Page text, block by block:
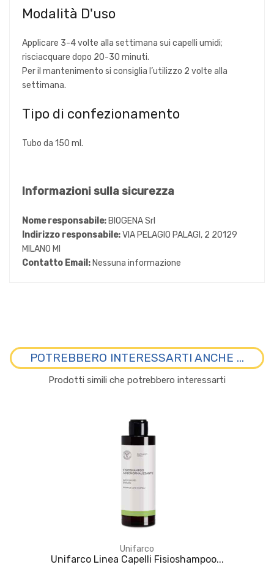
Modalità D'uso
Applicare 3-4 volte alla settimana sui capelli umidi;
risciacquare dopo 20-30 minuti.
Per il mantenimento si consiglia l’utilizzo 2 volte alla
settimana.
Tipo di confezionamento
Tubo da 150 ml.
Informazioni sulla sicurezza
Nome responsabile: BIOGENA Srl
Indirizzo responsabile:VIA PELAGIO PALAGI, 2 20129
MILANO MI
Contatto Email: Nessuna informazione
POTREBBERO INTERESSARTI ANCHE ...
Prodotti simili che potrebbero interessarti
Unifarco
Unifarco Linea Capelli Fisioshampoo...